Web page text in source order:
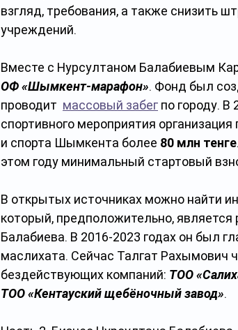
взгляд, требования, а также снизить
учреждений.
Вместе с Нурсултаном Балабиевым
ОФ «Шымкент-марафон». Фонд был
проводит массовый забег по городу. В
спортивного мероприятия
и спорта Шымкента более 80 млн тенге
этом году минимальный стартовый
В открытых источниках можно найти
который, предположительно,
Балабиева. В 2016-2023 годах он был
маслихата. Сейчас Талгат Рахымович
бездействующих компаний: ТОО
ТОО «Кентауский щебёночный завод».